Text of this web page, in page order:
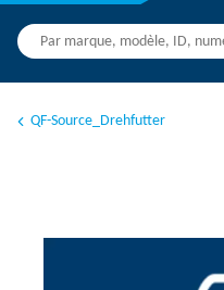
QF-Source_Drehfutter